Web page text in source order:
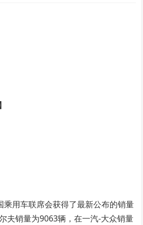
乘用车联席会获得了最新公布的销量
夫销量为9063辆，在一汽-大众销量